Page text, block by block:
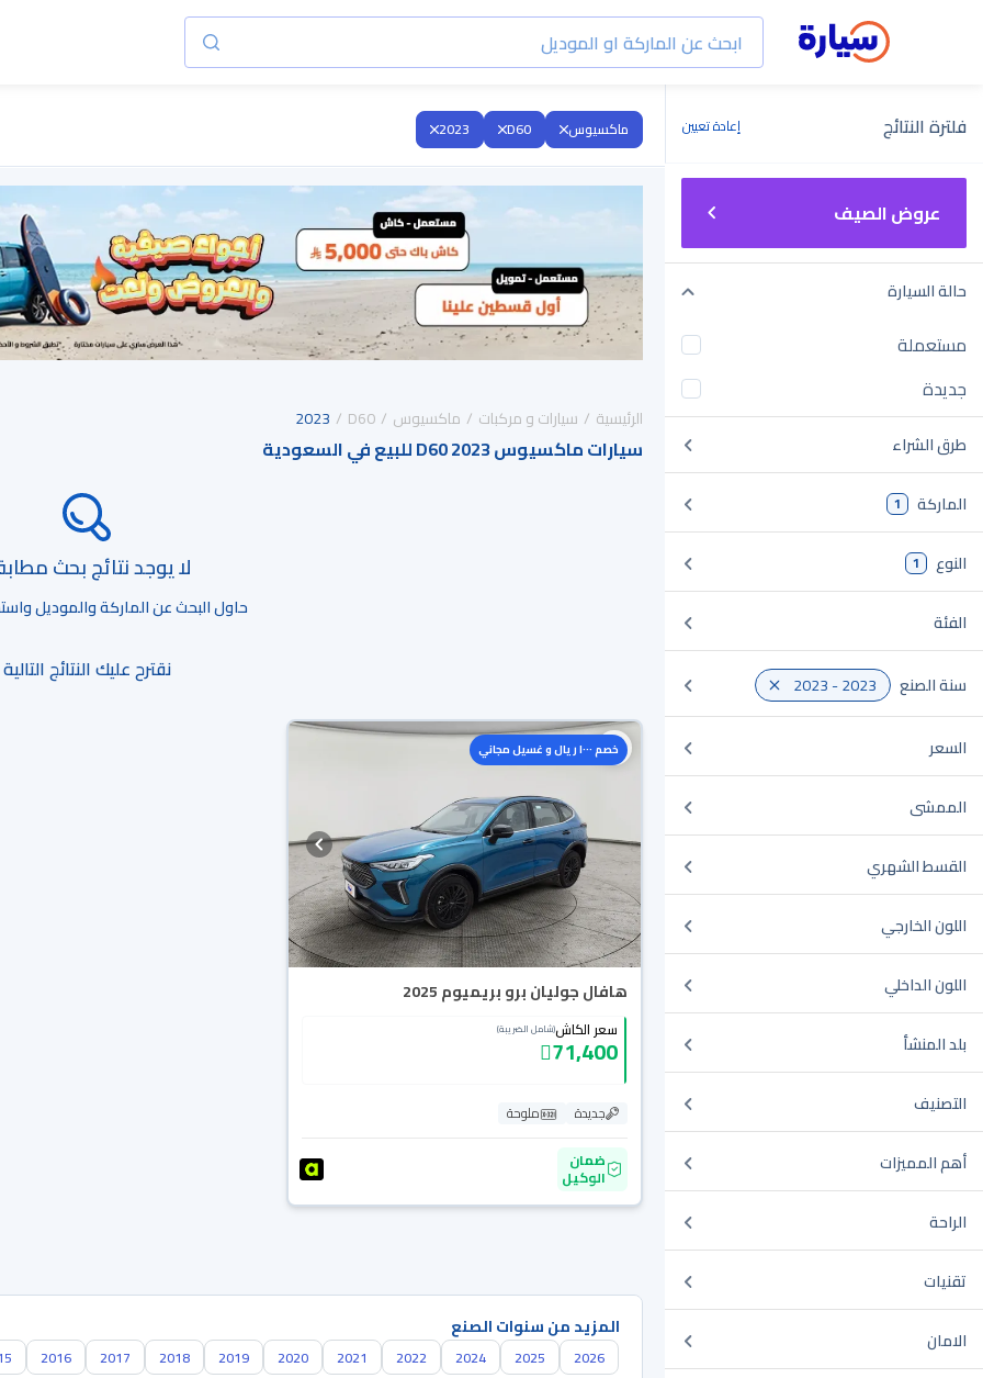
فلترة النتائج إعادة تعيين
عروض الصيف
حالة السيارة
مستعملة
جديدة
طرق الشراء
الماركة 1
النوع 1
الفئة
سنة الصنع 2023 - 2023
السعر
الممشى
القسط الشهري
اللون الخارجي
اللون الداخلي
بلد المنشأ
التصنيف
أهم المميزات
الراحة
تقنيات
الامان
ماكسيوس D60
2023
الرئيسية سيارات و مركبات ماكسيوس D60
2023
سيارات ماكسيوس D60 2023 للبيع في السعودية
لا يوجد نتائج بحث
حاول البحث عن الماركة والموديل
نقترح عليك النتائج التالية
خصم ١٠٠٠ ريال و غسيل مجاني
هافال جوليان برو بريميوم 2025
سعر الكاش(شامل الضريبة)
71,400
جديدة
ملوحة
ضمان
الوكيل
المزيد من سنوات الصنع
2026
2025
2024
2022
2021
2020
2019
2018
2017
2016